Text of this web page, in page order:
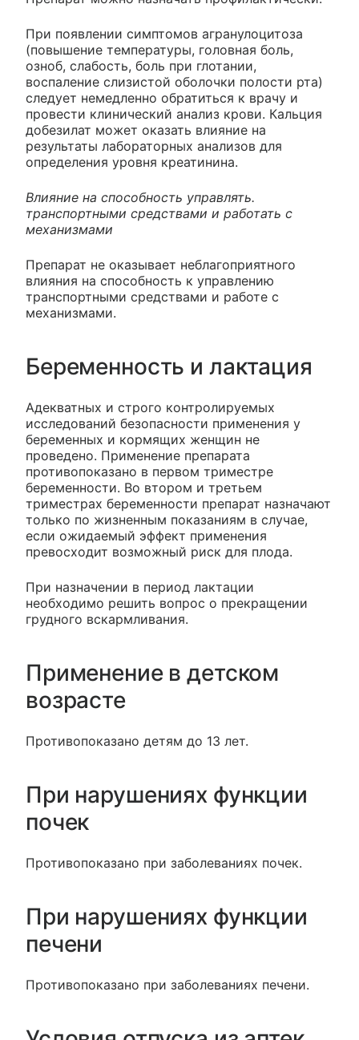
При появлении симптомов агранулоцитоза
(повышение температуры, головная боль,
озноб, слабость, боль при глотании,
воспаление слизистой оболочки полости рта)
следует немедленно обратиться к врачу и
провести клинический анализ крови. Кальция
добезилат может оказать влияние на
результаты лабораторных анализов для
определения уровня креатинина.
Влияние на способность управлять.
транспортными средствами и работать с
механизмами
Препарат не оказывает неблагоприятного
влияния на способность к управлению
транспортными средствами и работе с
механизмами.
Беременность и лактация
Адекватных и строго контролируемых
исследований безопасности применения у
беременных и кормящих женщин не
проведено. Применение препарата
противопоказано в первом триместре
беременности. Во втором и третьем
триместрах беременности препарат назначают
только по жизненным показаниям в случае,
если ожидаемый эффект применения
превосходит возможный риск для плода.
При назначении в период лактации
необходимо решить вопрос о прекращении
грудного вскармливания.
Применение в детском
возрасте
Противопоказано детям до 13 лет.
При нарушениях функции
почек
Противопоказано при заболеваниях почек.
При нарушениях функции
печени
Противопоказано при заболеваниях печени.